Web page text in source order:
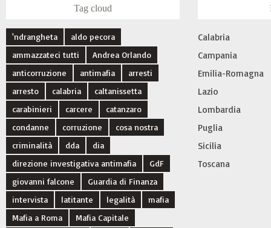
Tag cloud
'ndrangheta
aldo pecora
ammazzateci tutti
Andrea Orlando
anticorruzione
antimafia
arresti
arresto
calabria
caltanissetta
carabinieri
carcere
catanzaro
condanne
corruzione
cosa nostra
criminalità
dda
dia
direzione investigativa antimafia
GdF
giovanni falcone
Guardia di Finanza
intervista
latitante legalità
mafia
Mafia a Roma
Mafia Capitale
Calabria
Campania
Emilia-Romagna
Lazio
Lombardia
Puglia
Sicilia
Toscana